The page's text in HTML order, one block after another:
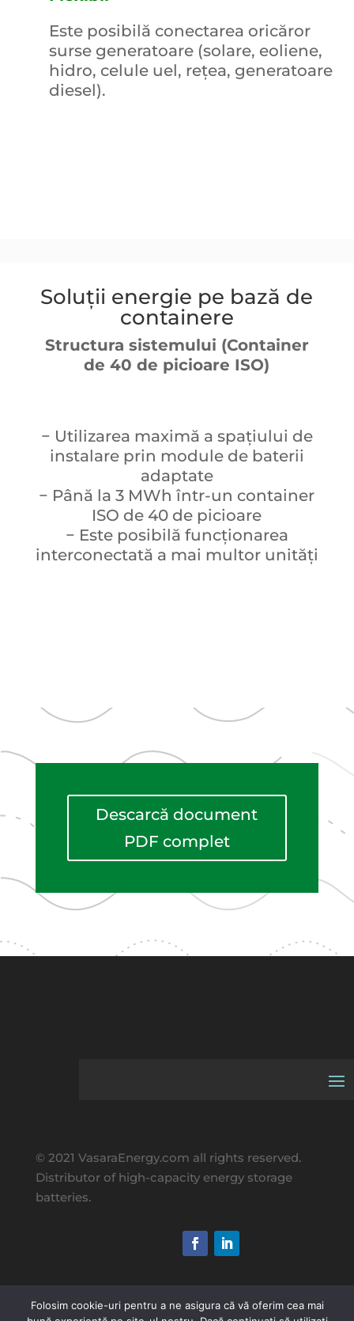
Este posibilă conectarea oricăror
surse generatoare (solare, eoliene,
hidro, celule uel, rețea, generatoare
diesel).
Soluții energie pe bază de
containere
Structura sistemului (Container
de 40 de picioare ISO)
− Utilizarea maximă a spațiului de
instalare prin module de baterii
adaptate
− Până la 3 MWh într-un container
ISO de 40 de picioare
− Este posibilă funcționarea
interconectată a mai multor unități
Descarcă document
PDF complet
© 2021 VasaraEnergy.com all rights reserved.
Distributor of high-capacity energy storage
batteries.
Folosim cookie-uri pentru a ne asigura că vă oferim cea mai